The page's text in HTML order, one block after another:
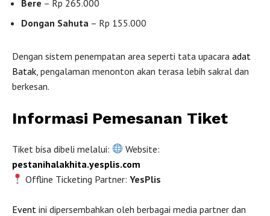
Bere – Rp 265.000
Dongan Sahuta – Rp 155.000
Dengan sistem penempatan area seperti tata upacara adat
Batak , pengalaman menonton akan terasa lebih sakral dan
berkesan.
Informasi Pemesanan Tiket
Tiket bisa dibeli melalui:
Website:
pestanihalakhita.yesplis.com
Offline Ticketing Partner:YesPlis
Event ini dipersembahkan oleh berbagai media partner dan